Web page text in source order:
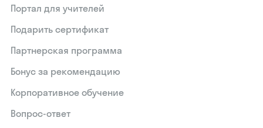
Портал для учителей
Подарить сертификат
Партнерская программа
Бонус за рекомендацию
Корпоративное обучение
Вопрос-ответ